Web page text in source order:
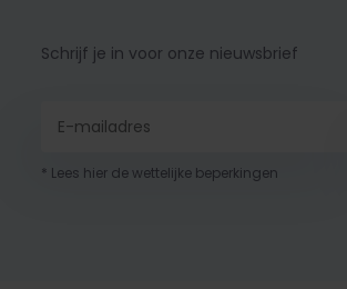
Schrijf je in voor onze nieuwsbrief
* Lees hier de wettelijke beperkingen